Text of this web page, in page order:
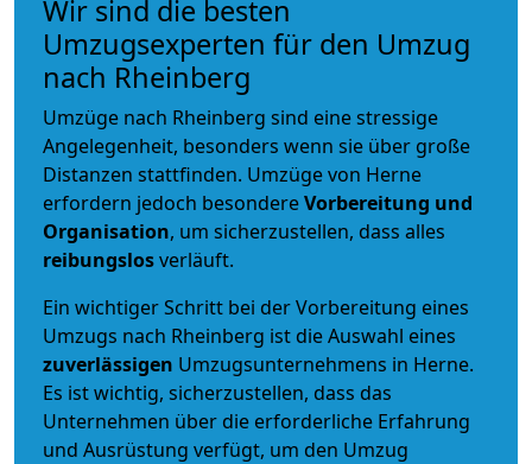
Wir sind die besten
Umzugsexperten für den Umzug
nach Rheinberg
Umzüge nach Rheinberg sind eine stressige
Angelegenheit, besonders wenn sie über große
Distanzen stattfinden. Umzüge von Herne
erfordern jedoch besondereVorbereitung und
Organisation, um sicherzustellen, dass alles
reibungslosverläuft.
Ein wichtiger Schritt bei der Vorbereitung eines
Umzugs nach Rheinberg ist die Auswahl eines
zuverlässigen Umzugsunternehmens in Herne.
Es ist wichtig, sicherzustellen, dass das
Unternehmen über die erforderliche Erfahrung
und Ausrüstung verfügt, um den Umzug